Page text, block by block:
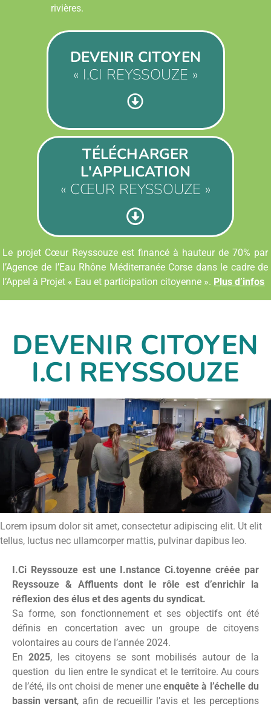
rivières.
DEVENIR CITOYEN
« I.CI REYSSOUZE »
TÉLÉCHARGER
L'APPLICATION
« CŒUR REYSSOUZE »
Le projet Cœur Reyssouze est financé à hauteur de 70% par
l’Agence de l’Eau Rhône Méditerranée Corse dans le cadre de
l’Appel à Projet « Eau et participation citoyenne ». Plus d’infos
DEVENIR CITOYEN
I.CI REYSSOUZE
Lorem ipsum dolor sit amet, consectetur adipiscing elit. Ut elit
tellus, luctus nec ullamcorper mattis, pulvinar dapibus leo.
I.Ci Reyssouze est une I.nstance Ci.toyenne créée par
Reyssouze & Affluents dont le rôle est d’enrichir la
réflexion des élus et des agents du syndicat.
Sa forme, son fonctionnement et ses objectifs ont été
définis en concertation avec un groupe de citoyens
volontaires au cours de l’année 2024.
En 2025, les citoyens se sont mobilisés autour de la
question du lien entre le syndicat et le territoire. Au cours
de l’été, ils ont choisi de mener une enquête à l’échelle du
bassin versant, afin de recueillir l’avis et les perceptions